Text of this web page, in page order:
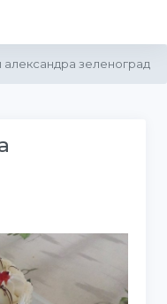
александра зеленоград